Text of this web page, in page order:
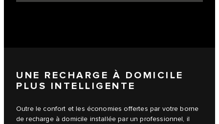
UNE RECHARGE À DOMICILE
PLUS INTELLIGENTE
Outre le confort et les économies offertes par votre borne
de recharge à domicile installée par un professionnel, il